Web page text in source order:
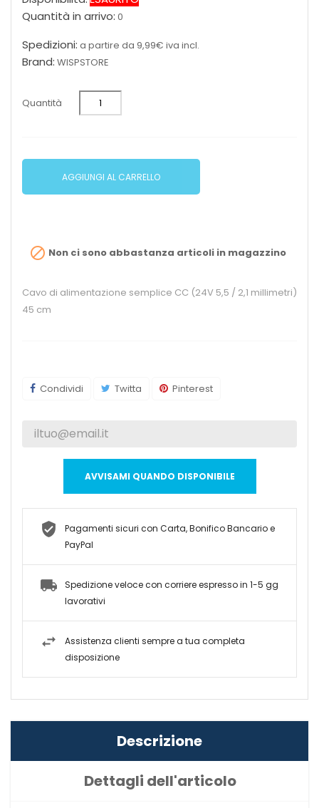
Quantità in arrivo: 0
Spedizioni: a partire da 9,99€ iva incl.
Brand: WISPSTORE
Quantità
AGGIUNGI AL CARRELLO
 Non ci sono abbastanza articoli in magazzino
Cavo di alimentazione semplice CC (24V 5,5 / 2,1 millimetri)
45 cm
Condividi Twitta Pinterest
AVVISAMI QUANDO DISPONIBILE
Pagamenti sicuri con Carta, Bonifico Bancario e
PayPal
Spedizione veloce con corriere espresso in 1-5 gg
lavorativi
Assistenza clienti sempre a tua completa
disposizione
Descrizione
Dettagli dell'articolo